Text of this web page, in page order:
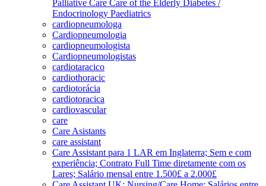
Palliative Care Care of the Elderly Diabetes /
Endocrinology Paediatrics
cardiopneumologa
Cardiopneumologia
cardiopneumologista
Cardiopneumologistas
cardiotaracico
cardiothoracic
cardiotorácia
cardiotoracica
cardiovascular
care
Care Asistants
care assistant
Care Assistant para 1 LAR em Inglaterra; Sem e com
experiência; Contrato Full Time diretamente com os
Lares; Salário mensal entre 1.500£ a 2.000£